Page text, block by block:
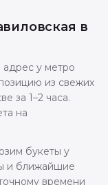
в
адрес у метро
из свежих
за 1–2 часа.
на
букеты у
и ближайшие
времени